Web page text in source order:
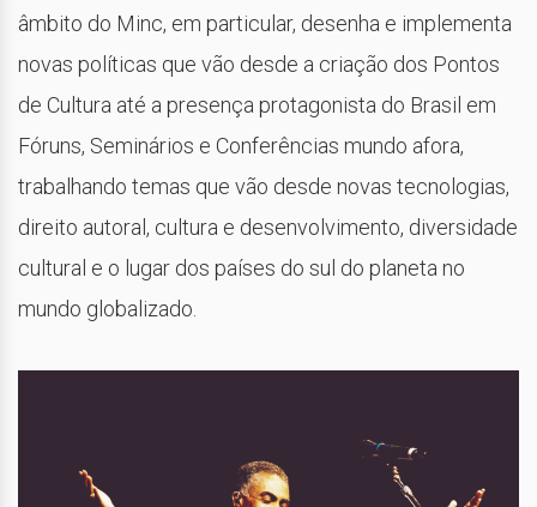
âmbito do Minc, em particular, desenha e implementa
novas políticas que vão desde a criação dos Pontos
de Cultura até a presença protagonista do Brasil em
Fóruns, Seminários e Conferências mundo afora,
trabalhando temas que vão desde novas tecnologias,
direito autoral, cultura e desenvolvimento, diversidade
cultural e o lugar dos países do sul do planeta no
mundo globalizado.